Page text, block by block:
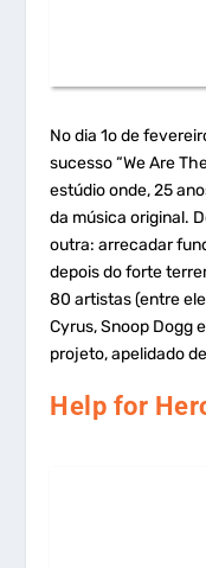
No dia 1ode
sucesso “We Are
estúdio onde, 25
da música original.
outra: arrecadar
depois do forte
80 artistas (entre
Cyrus, Snoop Dogg
projeto, apelidado
Help for